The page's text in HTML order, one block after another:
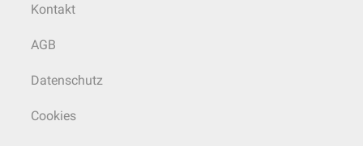
Kontakt
AGB
Datenschutz
Cookies